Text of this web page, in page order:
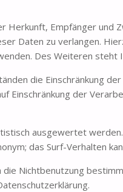
Herkunft, Empfänger
Daten zu verlangen.
Des Weiteren
die Einschränkung
Einschränkung der
ausgewertet
das Surf-Verhalten
Nichtbenutzung